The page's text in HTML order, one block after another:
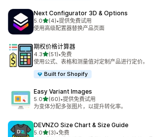
Next Configurator 3D & Options
5.0星（满分 5 星）
(4)
总共 4 条评论
•提供免费试用
使用高级配置器替换产品页面
期权价格计算器
4.3星（满分 5 星）
(51)
总共 51 条评论
•免费
使用公式、表格和测量值对定制产品进行定价。
Built for Shopify
Easy Variant Images
5.0星（满分 5 星）
(60)
总共 60 条评论
•提供免费试用
为变体分配多张图片，以提升转化率。
DEVNZO Size Chart & Size Guide
5.0星（满分 5 星）
(3)
总共 3 条评论
•免费